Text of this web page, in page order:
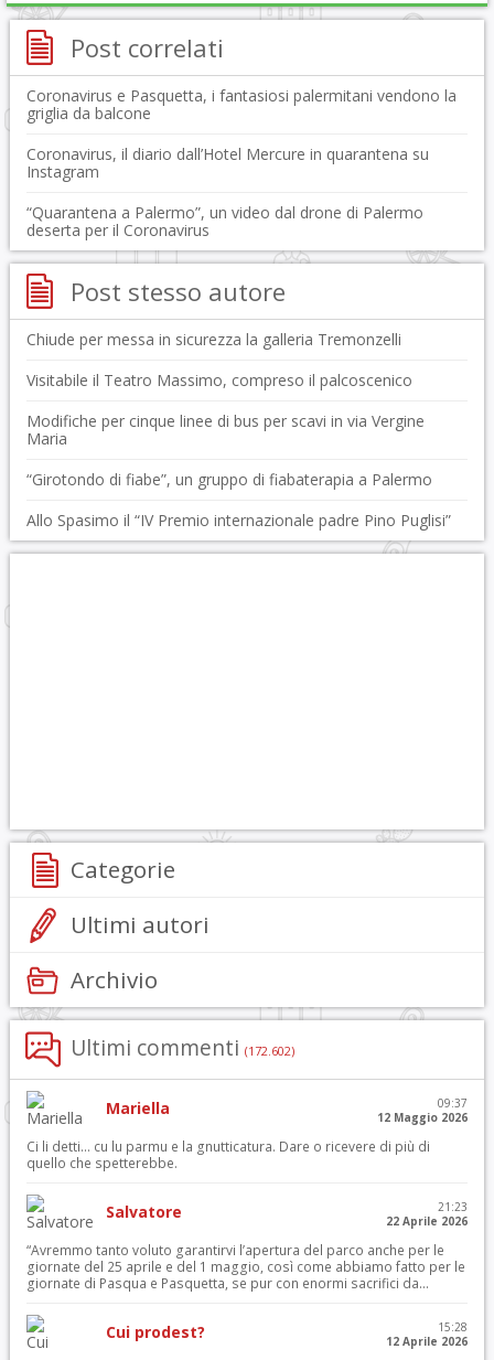
Post correlati
Coronavirus e Pasquetta, i fantasiosi palermitani vendono la
griglia da balcone
Coronavirus, il diario dall’Hotel Mercure in quarantena su
Instagram
“Quarantena a Palermo”, un video dal drone di Palermo
deserta per il Coronavirus
Post stesso autore
Chiude per messa in sicurezza la galleria Tremonzelli
Visitabile il Teatro Massimo, compreso il palcoscenico
Modifiche per cinque linee di bus per scavi in via Vergine
Maria
“Girotondo di fiabe”, un gruppo di fiabaterapia a Palermo
Allo Spasimo il “IV Premio internazionale padre Pino Puglisi”
Categorie
Ultimi autori
Archivio
Ultimi commenti (172.602)
Mariella
09:37
12 Maggio 2026
Ci li detti… cu lu parmu e la gnutticatura. Dare o ricevere di più di
quello che spetterebbe.
Salvatore
21:23
22 Aprile 2026
“Avremmo tanto voluto garantirvi l’apertura del parco anche per le
giornate del 25 aprile e del 1 maggio, così come abbiamo fatto per le
giornate di Pasqua e Pasquetta, se pur con enormi sacrifici da...
Cui prodest?
15:28
12 Aprile 2026